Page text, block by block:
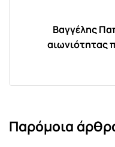
Βαγγέλης
αιωνιότητας
Παρόμοια